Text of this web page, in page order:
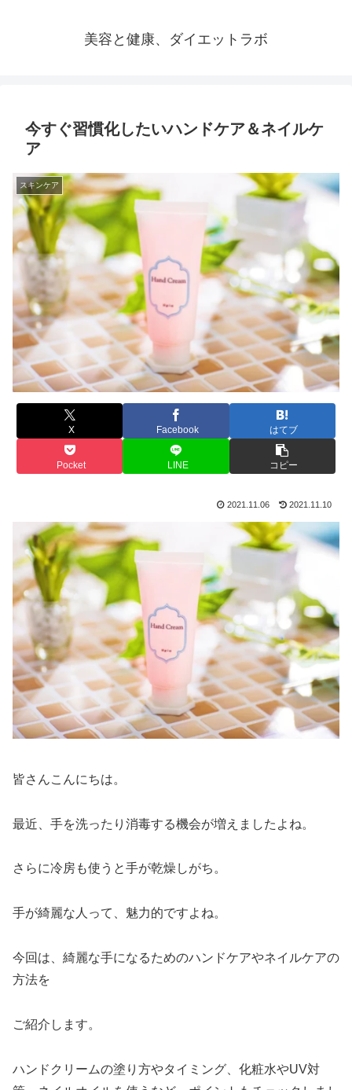
美容と健康、ダイエットラボ
今すぐ習慣化したいハンドケア＆ネイルケ
ア
スキンケア
X Facebook はてブ
Pocket LINE コピー
2021.11.06 2021.11.10
皆さんこんにちは。
最近、手を洗ったり消毒する機会が増えましたよね。
さらに冷房も使うと手が乾燥しがち。
手が綺麗な人って、魅力的ですよね。
今回は、綺麗な手になるためのハンドケアやネイルケアの
方法を
ご紹介します。
ハンドクリームの塗り方やタイミング、化粧水やUV対